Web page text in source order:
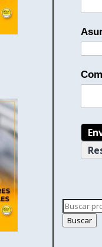
Buscar
por:
Buscar